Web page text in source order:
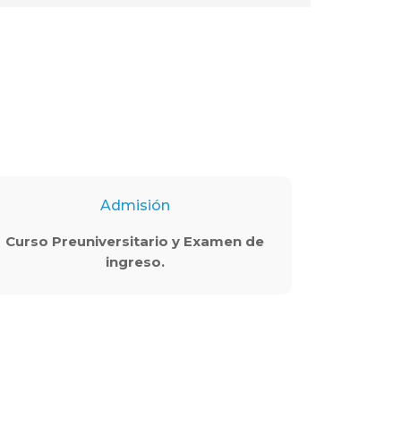
Admisión
Curso Preuniversitario y Examen de
ingreso.